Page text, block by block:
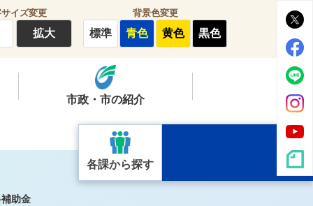
イズ変更
拡大
背景色変更
標準 青色 黄色 黒色
市政・市の紹介
各課から探す
助金